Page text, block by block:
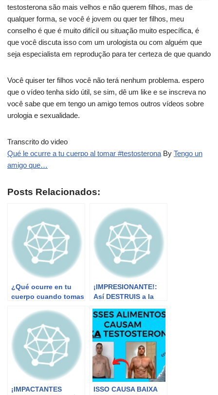
testosterona são mais velhos e não querem filhos, mas de
qualquer forma, se você é jovem ou quer ter filhos, meu
conselho é que é muito difícil ou situação muito específica, é
que você discuta isso com um urologista ou com alguém que
seja especialista em reprodução para ter certeza de que quando
Você quiser ter filhos você não terá nenhum problema. espero
que o vídeo tenha sido útil, se sim, dê um like e se inscreva no
você sabe que em tengo un amigo temos outros vídeos sobre
urologia e sexualidade.
Transcrito do video
Qué le ocurre a tu cuerpo al tomar #testosterona By Tengo un
amigo que…
Posts Relacionados:
¿Qué ocurre en tu
cuerpo cuando tomas
¡IMPRESIONANTE!:
Así DESTRUIS a la
CUERPO| NUNCA
MÁS TENDRÁS
CANDIDIASIS
¡IMPACTANTES
ISSO CAUSA BAIXA